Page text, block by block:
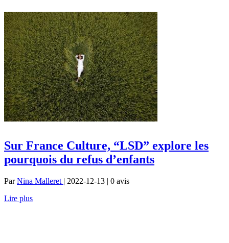
Sur France Culture, “LSD” explore les
pourquois du refus d’enfants
ParNina Malleret | 2022-12-13 | 0 avis
Lire plus